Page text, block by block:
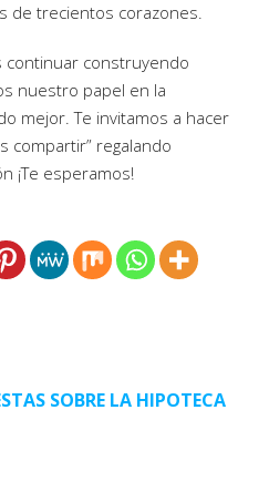
de trecientos corazones.
continuar construyendo
nuestro papel en la
mejor. Te invitamos a hacer
compartir” regalando
¡Te esperamos!
SOBRE LA HIPOTECA